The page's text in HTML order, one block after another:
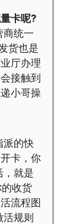
卡呢?
商统一
货也是
厅办理
接触到
小哥操
派的快
卡，你
，就是
收货
流程图
活规则